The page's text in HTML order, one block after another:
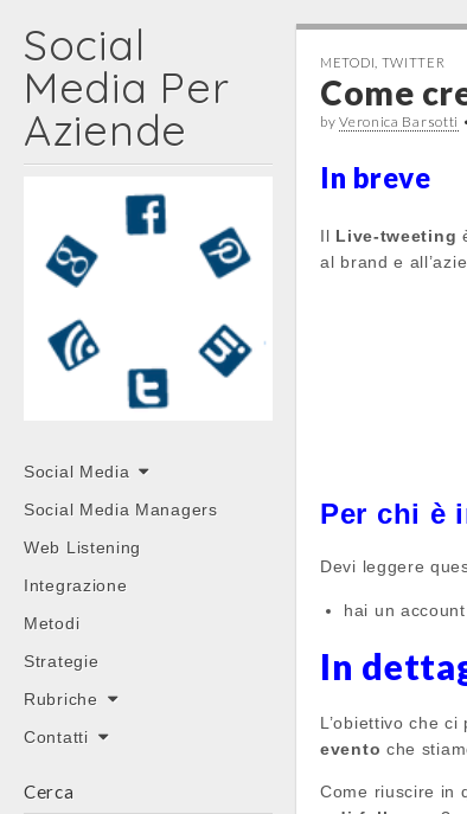
Social
Media Per
Aziende
Main
menu
Skip
content
Social Media
Social Media Managers
Web Listening
Integrazione
Metodi
Strategie
Rubriche
Contatti
Cerca
METODI TWITTER
Come
byVeronica Barsotti
In breve
Il Live-tweeting
al brand e
Per chi è
Devi leggere
hai un
In
L’obiettivo che
evento che
Come riuscire in